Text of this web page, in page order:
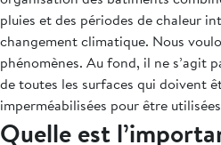
pluies et des périodes de chaleur
changement climatique. Nous
phénomènes. Au fond, il ne s’agit
de toutes les surfaces qui doivent
imperméabilisées pour être
Quelle est